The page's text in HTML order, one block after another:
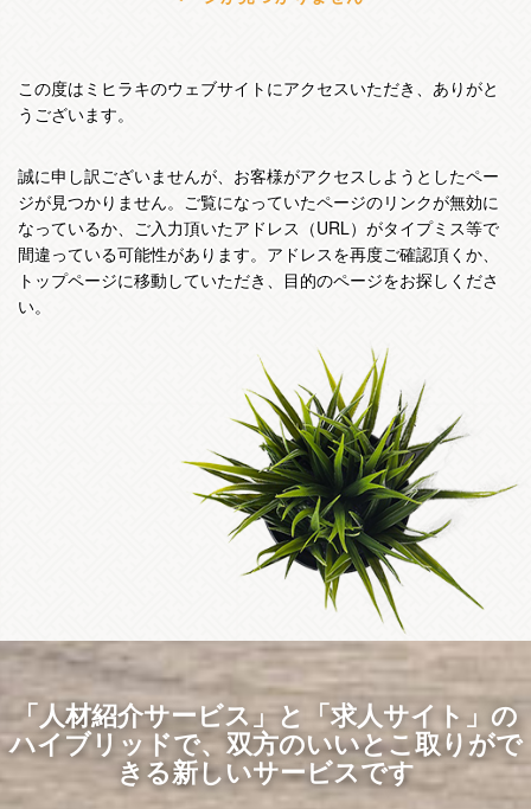
この度はミヒラキのウェブサイトにアクセスいただき、ありがと
うございます。
誠に申し訳ございませんが、お客様がアクセスしようとしたペー
ジが見つかりません。ご覧になっていたページのリンクが無効に
なっているか、ご入力頂いたアドレス（URL）がタイプミス等で
間違っている可能性があります。アドレスを再度ご確認頂くか、
トップページに移動していただき、目的のページをお探しくださ
い。
「人材紹介サービス」と「求人サイト」の
ハイブリッドで、双方のいいとこ取りがで
きる新しいサービスです